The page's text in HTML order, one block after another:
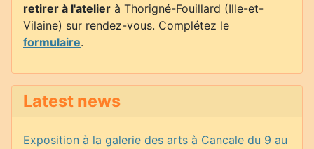
retirer à l'atelier à Thorigné-Fouillard (Ille-et-
Vilaine) sur rendez-vous. Complétez le
formulaire.
Latest news
Exposition à la galerie des arts à Cancale du 9 au